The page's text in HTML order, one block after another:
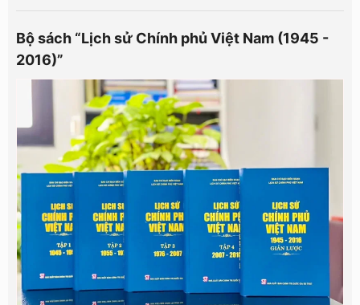
Bộ sách “Lịch sử Chính phủ Việt Nam (1945 -
2016)”